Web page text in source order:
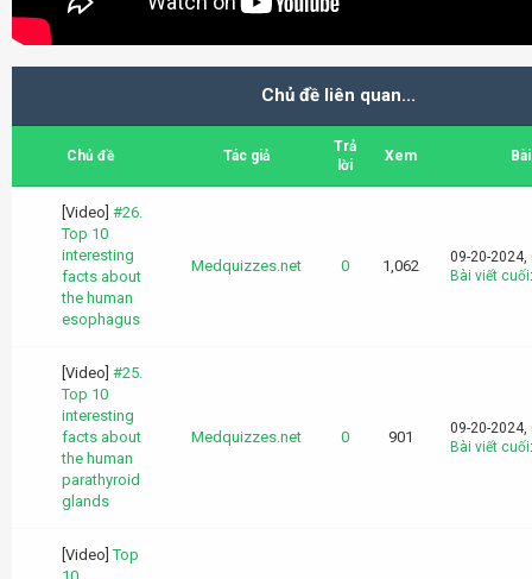
Chủ đề liên quan...
Chủ đề Tác giả
Trả
lời
Xem
[Video] #26.
Top 10
interesting
facts about
the human
esophagus
Medquizzes.net 0 1,062
09-20-2024,
Bài viết cuối
[Video] #25.
Top 10
interesting
facts about
the human
parathyroid
glands
Medquizzes.net 0 901
09-20-2024,
Bài viết cuối
[Video]Top